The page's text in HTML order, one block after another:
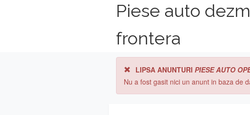
Piese auto
frontera
LIPSA ANUNTURI PIESE AUTO
Nu a fost gasit nici un anunt in baza de